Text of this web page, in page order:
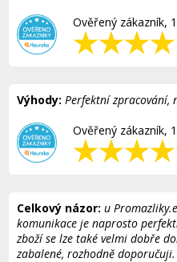
Ověřený zákazník,
Výhody: Perfektní zpracování,
Ověřený zákazník,
Celkový názor: u
komunikace je naprosto
zboží se lze také velmi dobře
zabalené, rozhodně doporučuji.